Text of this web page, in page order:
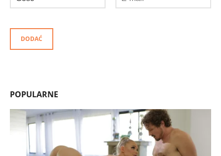
DODAĆ
POPULARNE